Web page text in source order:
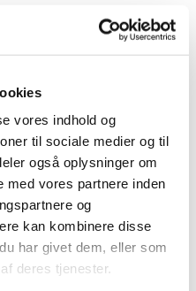
vores indhold og
til sociale medier og til
også oplysninger om
med vores partnere inden
og
kan kombinere disse
har givet dem, eller som
deres tjenester.
UI XP053/15/S & UI
2016030013